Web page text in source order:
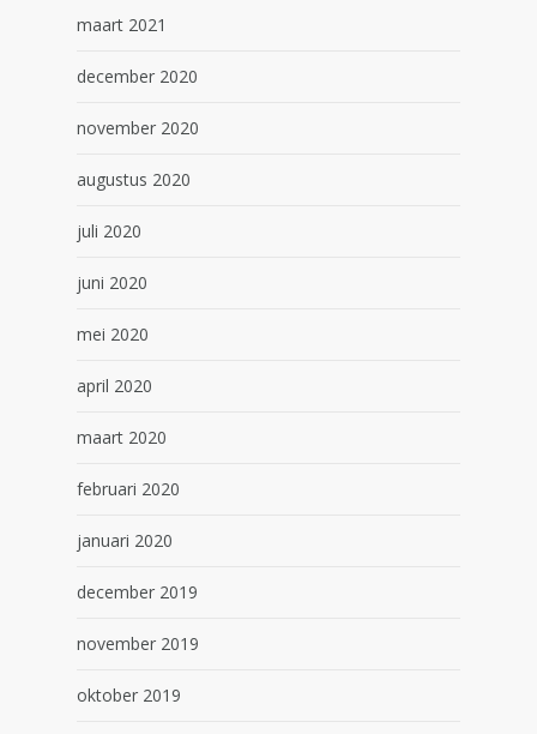
maart 2021
december 2020
november 2020
augustus 2020
juli 2020
juni 2020
mei 2020
april 2020
maart 2020
februari 2020
januari 2020
december 2019
november 2019
oktober 2019